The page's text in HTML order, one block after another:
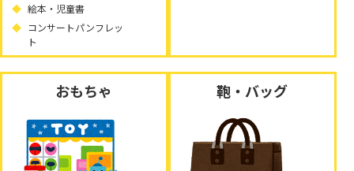
絵本・児童書
コンサートパンフレッ
ト
おもちゃ 鞄・バッグ